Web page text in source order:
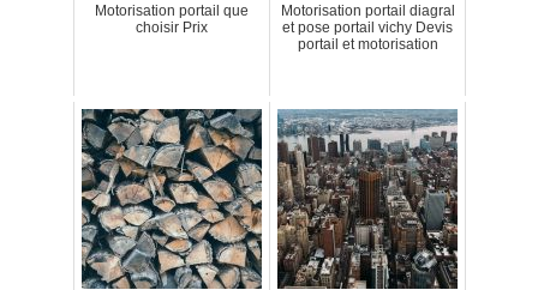
Motorisation portail que
choisir Prix
Motorisation portail diagral
et pose portail vichy Devis
portail et motorisation